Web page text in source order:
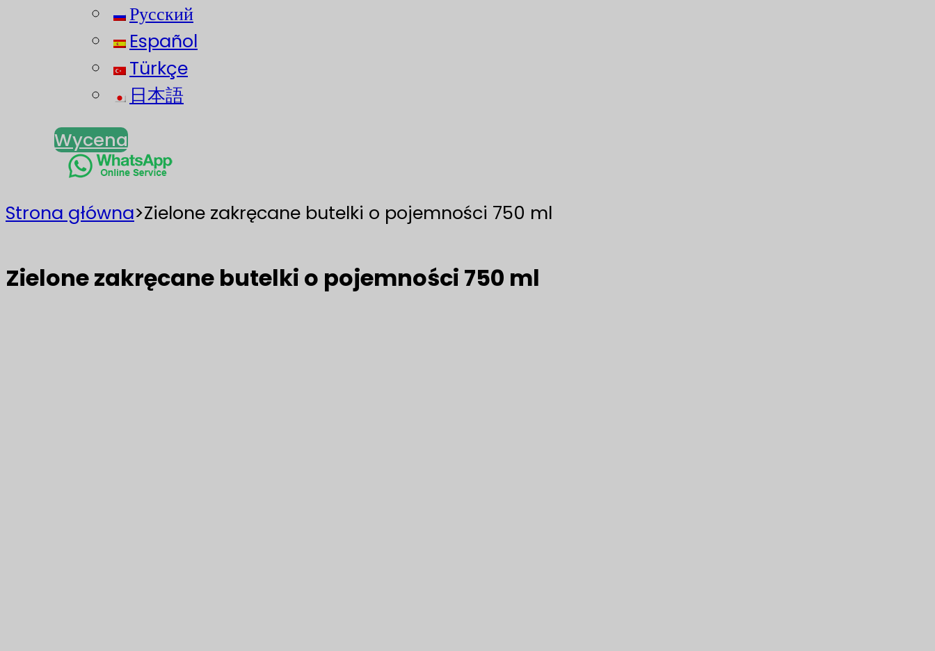
Русский
Español
Türkçe
日本語
Wycena
Strona główna>Zielone zakręcane butelki o pojemności 750 ml
Zielone zakręcane butelki o pojemności 750 ml